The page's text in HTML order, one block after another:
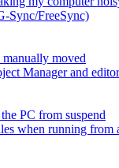
Sync/FreeSync)
moved
Manager and
PC from suspend
when running from